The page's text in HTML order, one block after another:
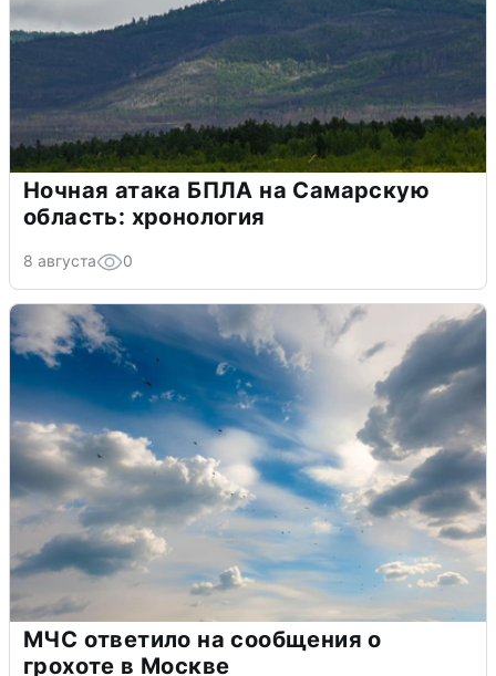
Ночная атака БПЛА на Самарскую
область: хронология
8 августа 0
МЧС ответило на сообщения о
грохоте в Москве